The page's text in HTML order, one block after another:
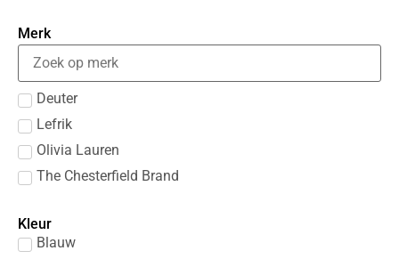
Merk
Deuter
Lefrik
Olivia Lauren
The Chesterfield Brand
Kleur
Blauw